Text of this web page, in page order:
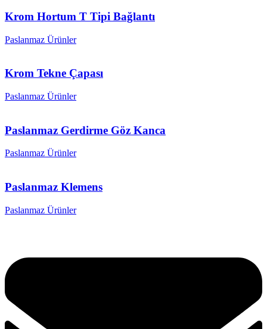
Krom Hortum T Tipi Bağlantı
Paslanmaz Ürünler
Krom Tekne Çapası
Paslanmaz Ürünler
Paslanmaz Gerdirme Göz Kanca
Paslanmaz Ürünler
Paslanmaz Klemens
Paslanmaz Ürünler